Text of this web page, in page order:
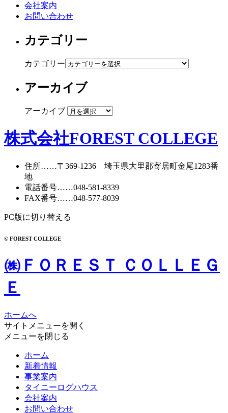
会社案内
お問い合わせ
カテゴリー
カテゴリー
アーカイブ
アーカイブ
株式会社FOREST COLLEGE
住所……〒369-1236 埼玉県大里郡寄居町金尾1283番
地
電話番号……048-581-8339
FAX番号……048-577-8039
PC版に切り替える
© FOREST COLLEGE
㈱ＦＯＲＥＳＴ ＣＯＬＬＥＧ
Ｅ
ホームへ
サイトメニューを開く
メニューを閉じる
ホーム
新着情報
事業案内
タイニーログハウス
会社案内
お問い合わせ